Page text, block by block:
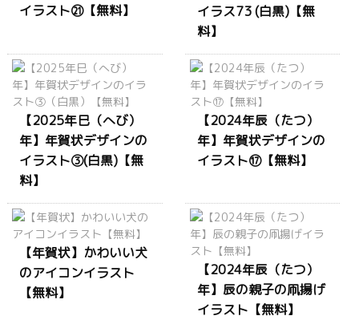
イラスト㉑【無料】
イラス73 (白黒)【無
料】
【2025年巳（へび）
年】年賀状デザインの
イラスト③(白黒)【無
料】
【2024年辰（たつ）
年】年賀状デザインの
イラスト⑰【無料】
【年賀状】かわいい犬
のアイコンイラスト
【無料】
【2024年辰（たつ）
年】辰の親子の凧揚げ
イラスト【無料】